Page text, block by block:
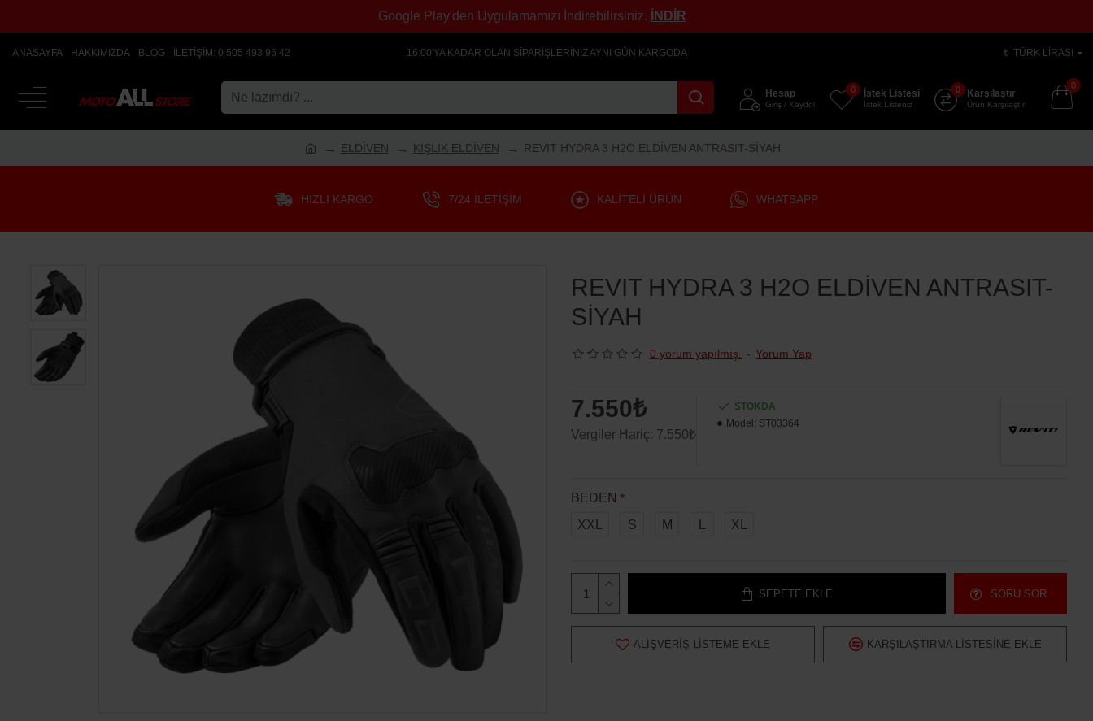
Google Play'den Uygulamamızı İndirebilirsiniz. İNDİR
ANASAYFA HAKKIMIZDA BLOG İLETIŞIM: 0 505 493 96 42 16:00'YA KADAR OLAN SIPARIŞLERINIZ AYNI GÜN KARGODA ₺ TÜRK LIRASI
Hesap
Giriş / Kaydol
İstek Listesi
İstek Listeniz
0 Karşılaştır
Ürün Karşılaştır
0 0
ELDİVEN KIŞLIK ELDİVEN REVIT HYDRA 3 H2O ELDİVEN ANTRASIT-SİYAH
HIZLI KARGO 7/24 İLETIŞIM KALITELI ÜRÜN WHATSAPP
REVIT HYDRA 3 H2O ELDİVEN ANTRASIT-
SİYAH
0 yorum yapılmış. - Yorum Yap
7.550₺
Vergiler Hariç: 7.550₺
STOKDA
Model: ST03364
BEDEN
XXL
S M XL
SEPETE EKLE SORU SOR
ALIŞVERIŞ LISTEME EKLE KARŞILAŞTIRMA LISTESINE EKLE